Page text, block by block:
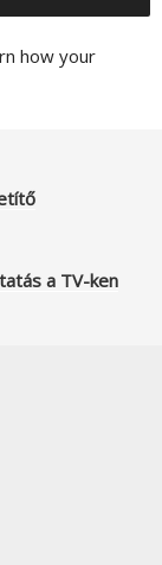
how your
a TV-ken